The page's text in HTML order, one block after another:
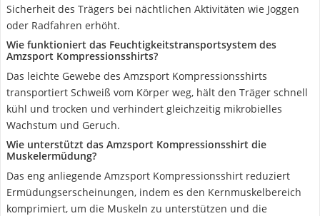
Sicherheit des Trägers bei nächtlichen Aktivitäten wie Joggen
oder Radfahren erhöht.
Wie funktioniert das Feuchtigkeitstransportsystem des
Amzsport Kompressionsshirts?
Das leichte Gewebe des Amzsport Kompressionsshirts
transportiert Schweiß vom Körper weg, hält den Träger schnell
kühl und trocken und verhindert gleichzeitig mikrobielles
Wachstum und Geruch.
Wie unterstützt das Amzsport Kompressionsshirt die
Muskelermüdung?
Das eng anliegende Amzsport Kompressionsshirt reduziert
Ermüdungserscheinungen, indem es den Kernmuskelbereich
komprimiert, um die Muskeln zu unterstützen und die